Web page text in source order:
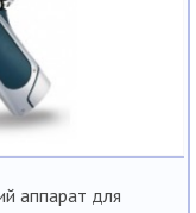
аппарат для